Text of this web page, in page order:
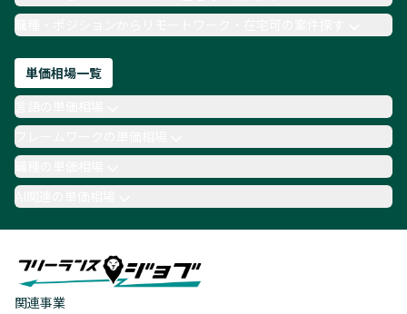
職種・ポジションからリモートワーク・在宅可の案件探す
単価相場一覧
職種の単価相場
AI関連の単価相場
関連事業